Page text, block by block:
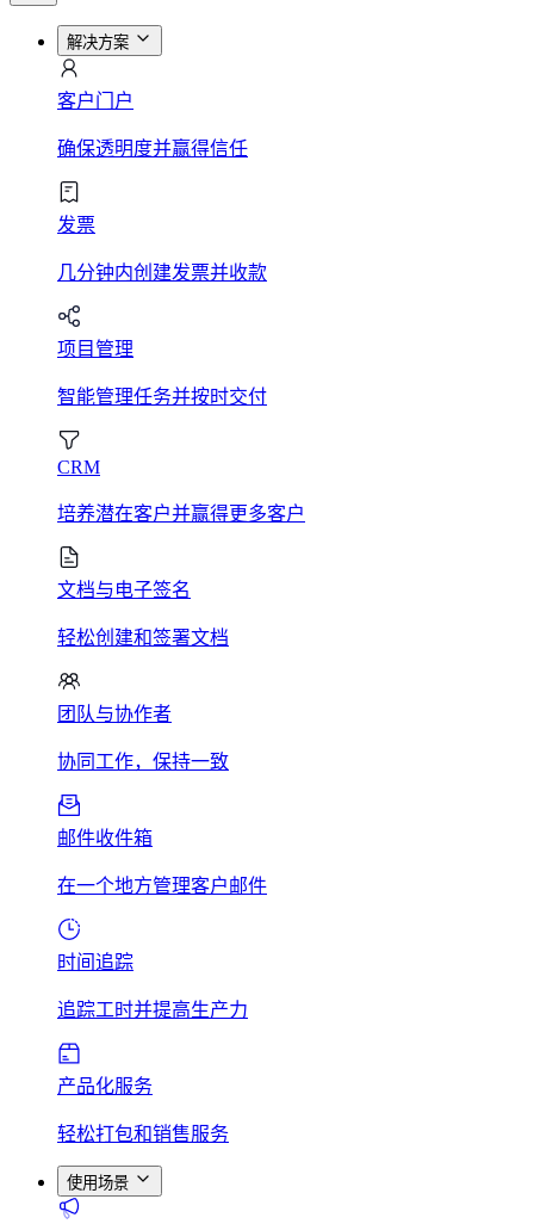
解决方案
客户门户
确保透明度并赢得信任
发票
几分钟内创建发票并收款
项目管理
智能管理任务并按时交付
CRM
培养潜在客户并赢得更多客户
文档与电子签名
轻松创建和签署文档
团队与协作者
协同工作，保持一致
邮件收件箱
在一个地方管理客户邮件
时间追踪
追踪工时并提高生产力
产品化服务
轻松打包和销售服务
使用场景